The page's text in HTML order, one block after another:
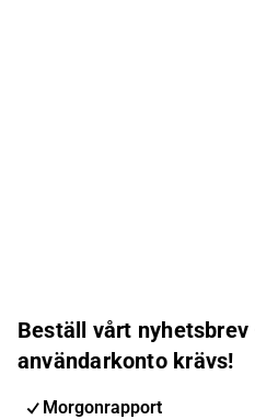
Beställ vårt
användarkonto krävs!
Morgonrapport